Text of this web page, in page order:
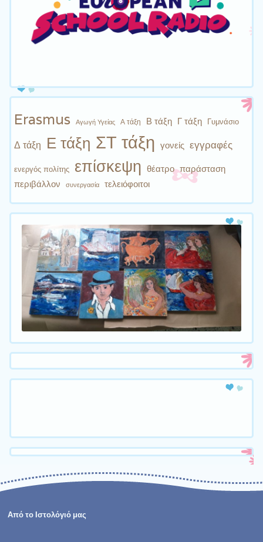
Erasmus Αγωγή Υγείας Α τάξη Β τάξη Γ τάξη Γυμνάσιο
Δ τάξη Ε τάξη ΣΤ τάξη γονείς εγγραφές
ενεργός πολίτης επίσκεψη θέατρο παράσταση
περιβάλλον
συνεργασία τελειόφοιτοι
Από το Ιστολόγιό μας